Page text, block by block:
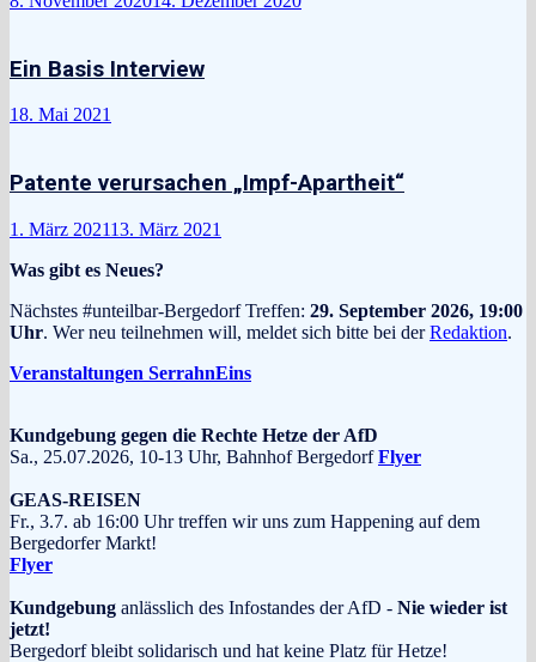
Ein Basis Interview
18. Mai 2021
Patente verursachen „Impf-Apartheit“
1. März 202113. März 2021
Was gibt es Neues?
Nächstes #unteilbar-Bergedorf Treffen: 29. September 2026, 19:00
Uhr. Wer neu teilnehmen will, meldet sich bitte bei derRedaktion.
Veranstaltungen SerrahnEins
Kundgebung gegen die Rechte Hetze der AfD
Sa., 25.07.2026, 10-13 Uhr, Bahnhof BergedorfFlyer
GEAS-REISEN
Fr., 3.7. ab 16:00 Uhr treffen wir uns zum Happening auf dem
Bergedorfer Markt!
Flyer
Kundgebung anlässlich des Infostandes der AfD - Nie wieder ist
jetzt!
Bergedorf bleibt solidarisch und hat keine Platz für Hetze!